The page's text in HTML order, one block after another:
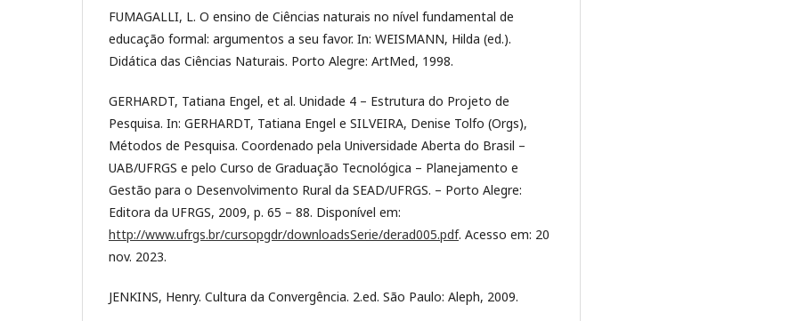
FUMAGALLI, L. O ensino de Ciências naturais no nível fundamental de
educação formal: argumentos a seu favor. In: WEISMANN, Hilda (ed.).
Didática das Ciências Naturais. Porto Alegre: ArtMed, 1998.
GERHARDT, Tatiana Engel, et al. Unidade 4 – Estrutura do Projeto de
Pesquisa. In: GERHARDT, Tatiana Engel e SILVEIRA, Denise Tolfo (Orgs),
Métodos de Pesquisa. Coordenado pela Universidade Aberta do Brasil –
UAB/UFRGS e pelo Curso de Graduação Tecnológica – Planejamento e
Gestão para o Desenvolvimento Rural da SEAD/UFRGS. – Porto Alegre:
Editora da UFRGS, 2009, p. 65 – 88. Disponível em:
http://www.ufrgs.br/cursopgdr/downloadsSerie/derad005.pdf. Acesso em: 20
nov. 2023.
JENKINS, Henry. Cultura da Convergência. 2.ed. São Paulo: Aleph, 2009.